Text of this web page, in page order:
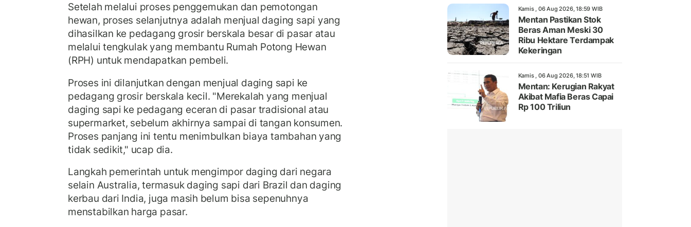
Setelah melalui proses penggemukan dan pemotongan
hewan, proses selanjutnya adalah menjual daging sapi yang
dihasilkan ke pedagang grosir berskala besar di pasar atau
melalui tengkulak yang membantu Rumah Potong Hewan
(RPH) untuk mendapatkan pembeli.
Proses ini dilanjutkan dengan menjual daging sapi ke
pedagang grosir berskala kecil. "Merekalah yang menjual
daging sapi ke pedagang eceran di pasar tradisional atau
supermarket, sebelum akhirnya sampai di tangan konsumen.
Proses panjang ini tentu menimbulkan biaya tambahan yang
tidak sedikit," ucap dia.
Langkah pemerintah untuk mengimpor daging dari negara
selain Australia, termasuk daging sapi dari Brazil dan daging
kerbau dari India, juga masih belum bisa sepenuhnya
menstabilkan harga pasar.
Kamis , 06 Aug 2026, 18:59 WIB
Mentan Pastikan Stok
Beras Aman Meski 30
Ribu Hektare Terdampak
Kekeringan
Kamis , 06 Aug 2026, 18:51 WIB
Mentan: Kerugian Rakyat
Akibat Mafia Beras Capai
Rp 100 Triliun